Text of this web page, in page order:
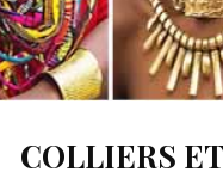
COLLIERS